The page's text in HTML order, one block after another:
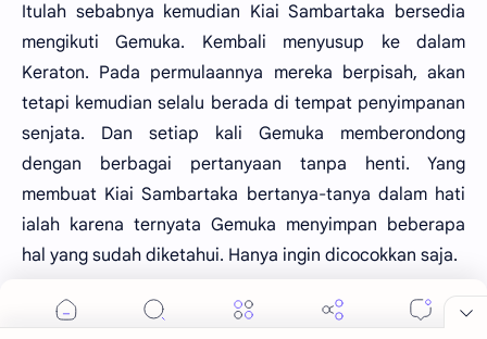
Itulah sebabnya kemudian Kiai Sambartaka bersedia
mengikuti Gemuka. Kembali menyusup ke dalam
Keraton. Pada permulaannya mereka berpisah, akan
tetapi kemudian selalu berada di tempat penyimpanan
senjata. Dan setiap kali Gemuka memberondong
dengan berbagai pertanyaan tanpa henti. Yang
membuat Kiai Sambartaka bertanya-tanya dalam hati
ialah karena ternyata Gemuka menyimpan beberapa
hal yang sudah diketahui. Hanya ingin dicocokkan saja.
Terutama mengenai kekuatan-kekuatan yang ada.